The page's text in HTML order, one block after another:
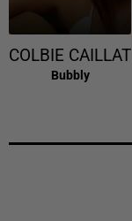
COLBIE CAILLAT
Bubbly